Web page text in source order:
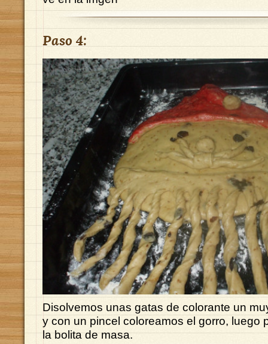
Paso 4:
Disolvemos unas gatas de colorante un
y con un pincel coloreamos el gorro, luego
la bolita de masa.